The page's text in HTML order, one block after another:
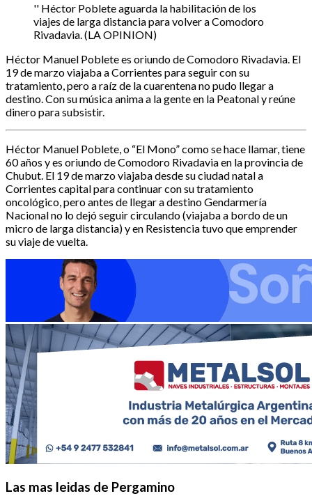
'' Héctor Poblete aguarda la habilitación de los
viajes de larga distancia para volver a Comodoro
Rivadavia. (LA OPINION)
Héctor Manuel Poblete es oriundo de Comodoro Rivadavia. El
19 de marzo viajaba a Corrientes para seguir con su
tratamiento, pero a raíz de la cuarentena no pudo llegar a
destino. Con su música anima a la gente en la Peatonal y reúne
dinero para subsistir.
Héctor Manuel Poblete, o “El Mono” como se hace llamar, tiene
60 años y es oriundo de Comodoro Rivadavia en la provincia de
Chubut. El 19 de marzo viajaba desde su ciudad natal a
Corrientes capital para continuar con su tratamiento
oncológico, pero antes de llegar a destino Gendarmería
Nacional no lo dejó seguir circulando (viajaba a bordo de un
micro de larga distancia) y en Resistencia tuvo que emprender
su viaje de vuelta.
Las mas leidas de Pergamino